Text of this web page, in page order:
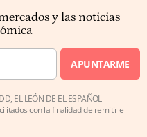
y las noticias
APUNTARME
EL LEÓN DE EL ESPAÑOL
con la finalidad de remitirle